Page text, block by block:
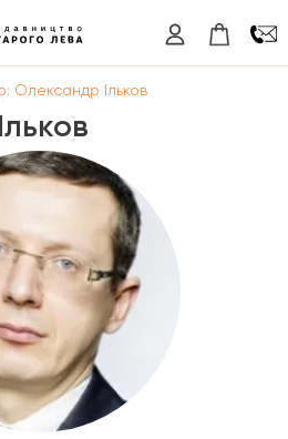
Олександр Ільков